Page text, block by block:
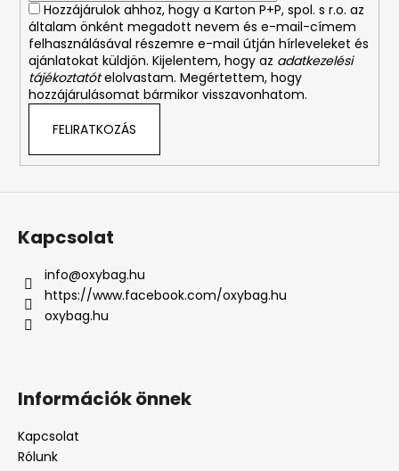
Hozzájárulok ahhoz, hogy a Karton P+P, spol. s r.o. az
általam önként megadott nevem és e-mail-címem
felhasználásával részemre e-mail útján hírleveleket és
ajánlatokat küldjön. Kijelentem, hogy az adatkezelési
tájékoztatótelolvastam. Megértettem, hogy
hozzájárulásomat bármikor visszavonhatom.
FELIRATKOZÁS
Kapcsolat
info@oxybag.hu
https://www.facebook.com/oxybag.hu
oxybag.hu
Információk önnek
Kapcsolat
Rólunk